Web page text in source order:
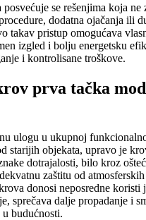
posvećuje se rešenjima koja ne
dodatna ojačanja ili
takav pristup omogućava
izgled i bolju energetsku
i kontrolisane troškove.
prva tačka
ulogu u ukupnoj
starijih objekata, upravo je
dotrajalosti, bilo kroz
zaštitu od
donosi neposredne koristi
sprečava dalje propadanje i
budućnosti.